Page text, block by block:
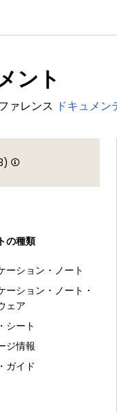
ント
ァレンス ドキュメ
の種類
ーション・ノート
ーション・ノート・
ェア
シート
ジ情報
ガイド